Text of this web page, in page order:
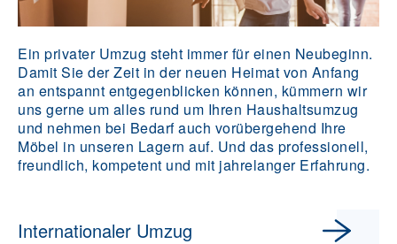
Ein privater Umzug steht immer für einen Neubeginn.
Damit Sie der Zeit in der neuen Heimat von Anfang
an entspannt entgegenblicken können, kümmern wir
uns gerne um alles rund um Ihren Haushaltsumzug
und nehmen bei Bedarf auch vorübergehend Ihre
Möbel in unseren Lagern auf. Und das professionell,
freundlich, kompetent und mit jahrelanger Erfahrung.
Internationaler Umzug